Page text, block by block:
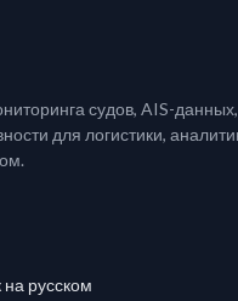
судов, AIS-
для логистики,
русском